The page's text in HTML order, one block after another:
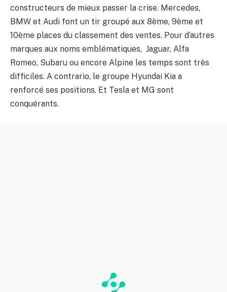
constructeurs de mieux passer la crise. Mercedes,
BMW et Audi font un tir groupé aux 8ème, 9ème et
10ème places du classement des ventes. Pour d’autres
marques aux noms emblématiques, Jaguar, Alfa
Romeo, Subaru ou encore Alpine les temps sont très
difficiles. A contrario, le groupe Hyundai Kia a
renforcé ses positions. Et Tesla et MG sont
conquérants.